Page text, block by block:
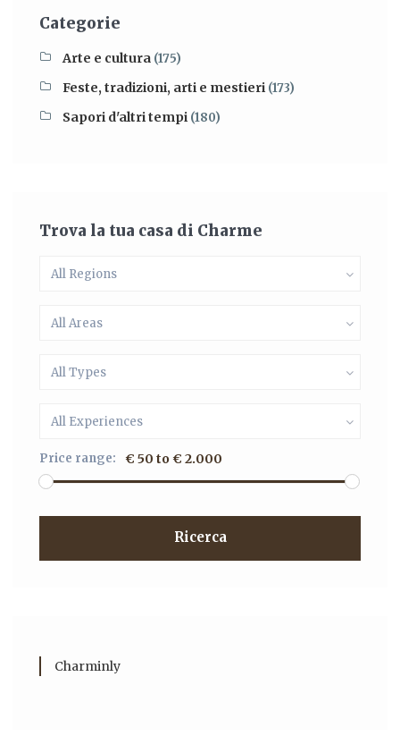
Categorie
Arte e cultura (175)
Feste, tradizioni, arti e mestieri (173)
Sapori d'altri tempi (180)
Trova la tua casa di Charme
All Regions
All Areas
All Types
All Experiences
Price range: € 50 to € 2.000
Ricerca
Charminly